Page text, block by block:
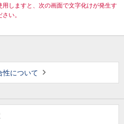
しますと、次の画面で文字化けが発生す
い。
性について